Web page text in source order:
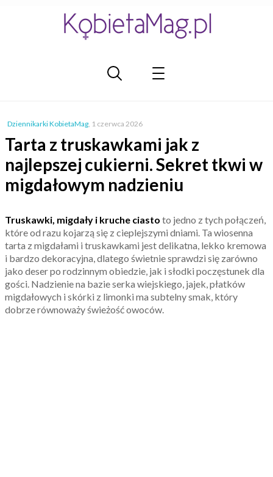
Dziennikarki KobietaMag, 1 czerwca 2026
Tarta z truskawkami jak z
najlepszej cukierni. Sekret tkwi w
migdałowym nadzieniu
Truskawki, migdały i kruche ciasto to jedno z tych połączeń,
które od razu kojarzą się z cieplejszymi dniami. Ta wiosenna
tarta z migdałami i truskawkami jest delikatna, lekko kremowa
i bardzo dekoracyjna, dlatego świetnie sprawdzi się zarówno
jako deser po rodzinnym obiedzie, jak i słodki poczęstunek dla
gości. Nadzienie na bazie serka wiejskiego, jajek, płatków
migdałowych i skórki z limonki ma subtelny smak, który
dobrze równoważy świeżość owoców.